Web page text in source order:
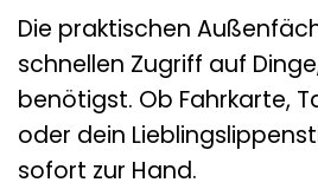
Die praktischen
schnellen Zugriff auf
benötigst. Ob Fahrkarte,
oder dein
sofort zur Hand.